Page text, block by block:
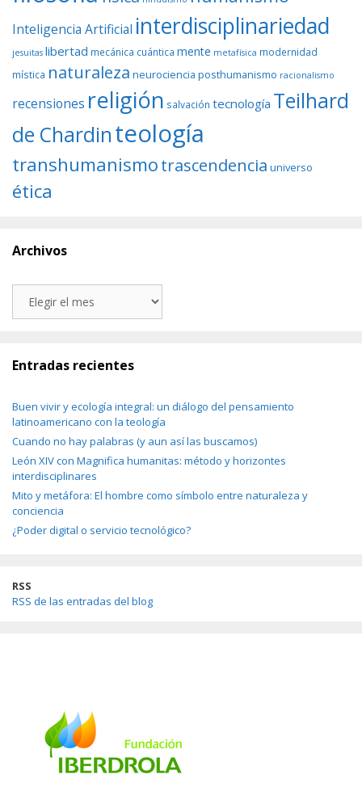
Inteligencia Artificial interdisciplinariedad
jesuitas libertad mecánica cuántica mente metafísica modernidad
mística naturaleza neurociencia posthumanismo racionalismo
recensiones religión salvación tecnología Teilhard
de Chardinteología
transhumanismotrascendencia universo
ética
Archivos
Entradas recientes
Buen vivir y ecología integral: un diálogo del pensamiento
latinoamericano con la teología
Cuando no hay palabras (y aun así las buscamos)
León XIV con Magnifica humanitas: método y horizontes
interdisciplinares
Mito y metáfora: El hombre como símbolo entre naturaleza y
conciencia
¿Poder digital o servicio tecnológico?
RSS
RSS de las entradas del blog